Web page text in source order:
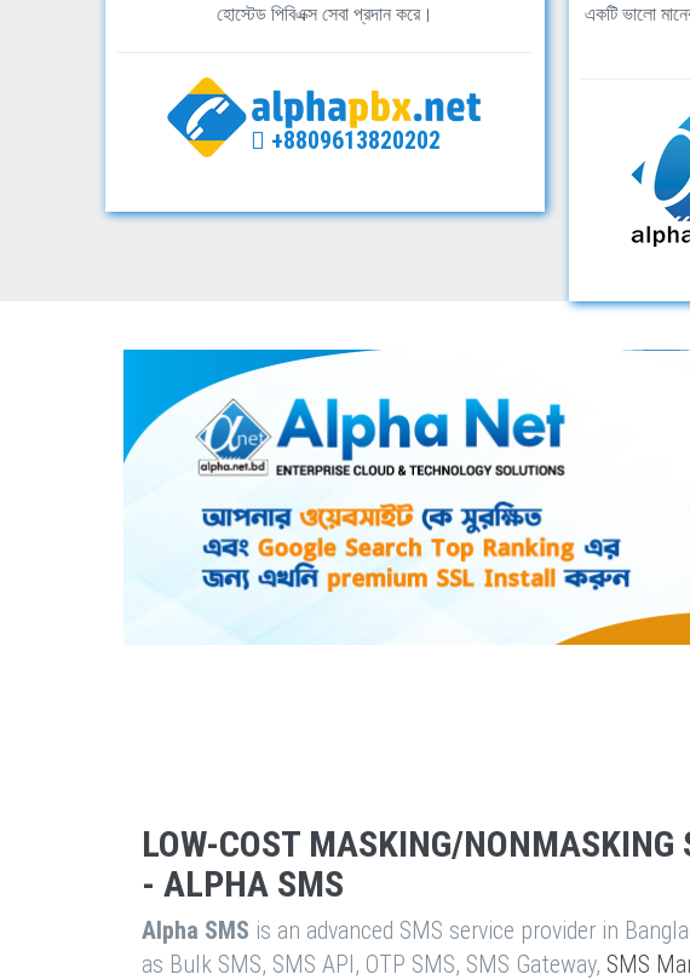
হোস্টেড পিবিএক্স সেবা প্রদান করে।
+8809613820202
একটি ভালো
LOW-COST MASKING/NONMASKING
- ALPHA SMS
Alpha SMS is an advanced SMS service provider in
as Bulk SMS, SMS API, OTP SMS, SMS Gateway, SMS